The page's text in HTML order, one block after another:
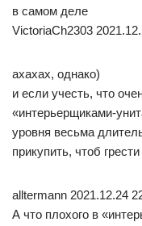
в самом деле
VictoriaCh2303
ахахах, однако)
и если учесть, что
«интерьерщиками-
уровня весьма
прикупить, чтоб
alltermann 2021.12.24
А что плохого в